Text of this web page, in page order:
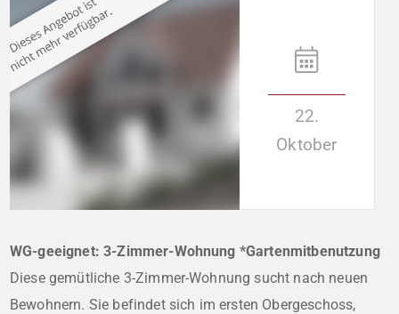
22.
Oktober
WG-geeignet: 3-Zimmer-Wohnung *Gartenmitbenutzung
Diese gemütliche 3-Zimmer-Wohnung sucht nach neuen
Bewohnern. Sie befindet sich im ersten Obergeschoss,